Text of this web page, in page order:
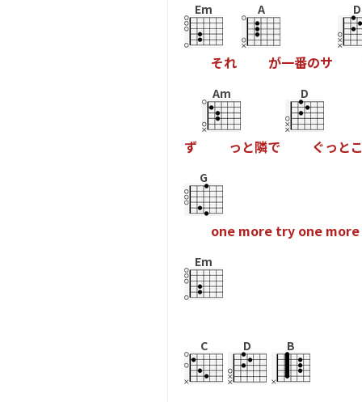
Em
それ
A
が一番のサ
D
ず
Am
っ と隣で
D
ぐっ とこ
G
one more try one more
Em
C D B